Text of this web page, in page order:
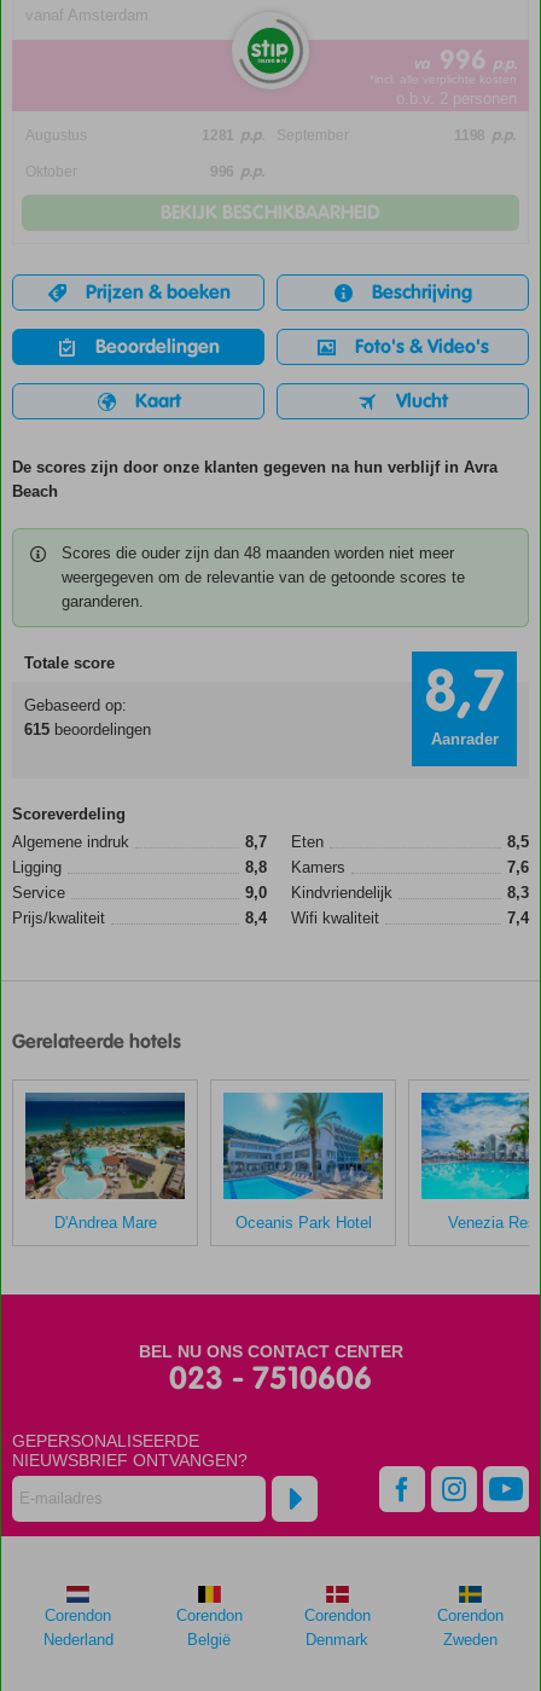
vanaf Amsterdam
va 996 p.p.
*incl. alle verplichte kosten
o.b.v. 2 personen
Augustus 1281 p.p. September 1198 p.p.
Oktober 996 p.p.
BEKIJK BESCHIKBAARHEID
Prijzen & boeken Beschrijving
Beoordelingen Foto's & Video's
Kaart Vlucht
De scores zijn door onze klanten gegeven na hun verblijf in Avra
Beach
Scores die ouder zijn dan 48 maanden worden niet meer
weergegeven om de relevantie van de getoonde scores te
garanderen.
Totale score
Gebaseerd op:
615 beoordelingen 8,7
Aanrader
Scoreverdeling
Algemene indruk
8,7
Ligging
8,8
Service
9,0
Prijs/kwaliteit
8,4
Eten
8,5
Kamers
7,6
Kindvriendelijk
8,3
Wifi kwaliteit
7,4
Gerelateerde hotels
D'Andrea Mare Oceanis Park Hotel Venezia
BEL NU ONS CONTACT CENTER
023 - 7510606
GEPERSONALISEERDE
NIEUWSBRIEF ONTVANGEN?
Corendon
Nederland
Corendon
België
Corendon
Denmark
Corendon
Zweden